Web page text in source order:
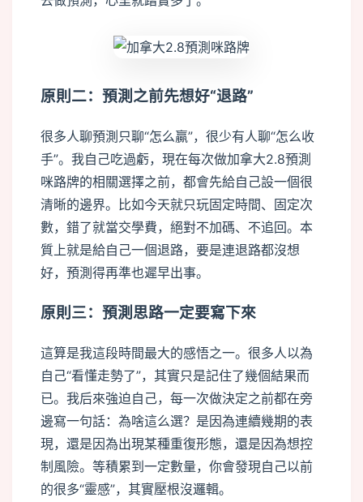
原則二：預測之前先想好“退路”
很多人聊預測只聊“怎么贏”，很少有人聊“怎么收
手”。我自己吃過虧，現在每次做加拿大2.8預測
咪路牌的相關選擇之前，都會先給自己設一個很
清晰的邊界。比如今天就只玩固定時間、固定次
數，錯了就當交學費，絕對不加碼、不追回。本
質上就是給自己一個退路，要是連退路都沒想
好，預測得再準也遲早出事。
原則三：預測思路一定要寫下來
這算是我這段時間最大的感悟之一。很多人以為
自己“看懂走勢了”，其實只是記住了幾個結果而
已。我后來強迫自己，每一次做決定之前都在旁
邊寫一句話：為啥這么選？是因為連續幾期的表
現，還是因為出現某種重復形態，還是因為想控
制風險。等積累到一定數量，你會發現自己以前
的很多“靈感”，其實壓根沒邏輯。